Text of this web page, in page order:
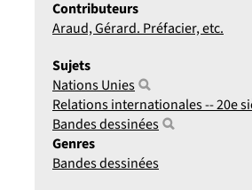
Contributeurs
Araud, Gérard. Préfacier, etc.
Sujets
Nations Unies
Relations internationales -- 20e
Bandes dessinées
Genres
Bandes dessinées